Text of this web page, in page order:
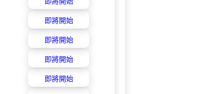
即將開始
即將開始
即將開始
即將開始